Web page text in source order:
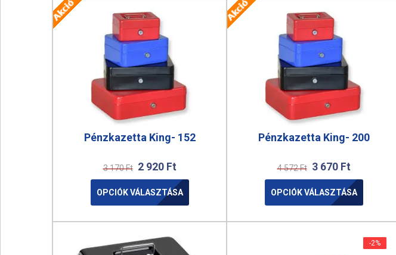
Pénzkazetta King- 152
3 170Ft 2 920 Ft
OPCIÓK VÁLASZTÁSA
Pénzkazetta King- 200
4 572Ft 3 670 Ft
OPCIÓK VÁLASZTÁSA
-2%
-2%